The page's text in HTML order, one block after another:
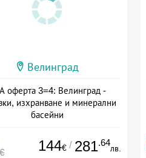
Велинград
оферта 3=4: Велинград -
изхранване и минерални
басейни
144€ / 281.64
лв.